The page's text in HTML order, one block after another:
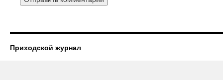
Приходской журнал